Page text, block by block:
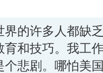
界的许多人都缺
育和技巧。我工
个悲剧。哪怕美